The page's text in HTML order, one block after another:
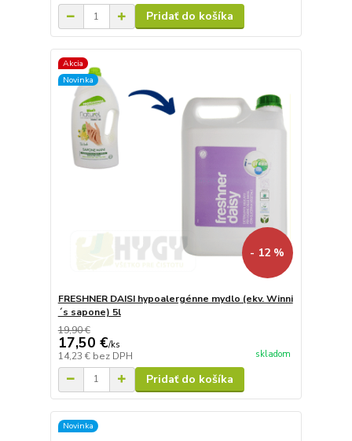
Pridať do košíka
Akcia
Novinka
- 12 %
FRESHNER DAISI hypoalergénne mydlo (ekv. Winni
´s sapone) 5l
19,90 €
17,50 €/ks
14,23 € bez DPH skladom
Pridať do košíka
Novinka